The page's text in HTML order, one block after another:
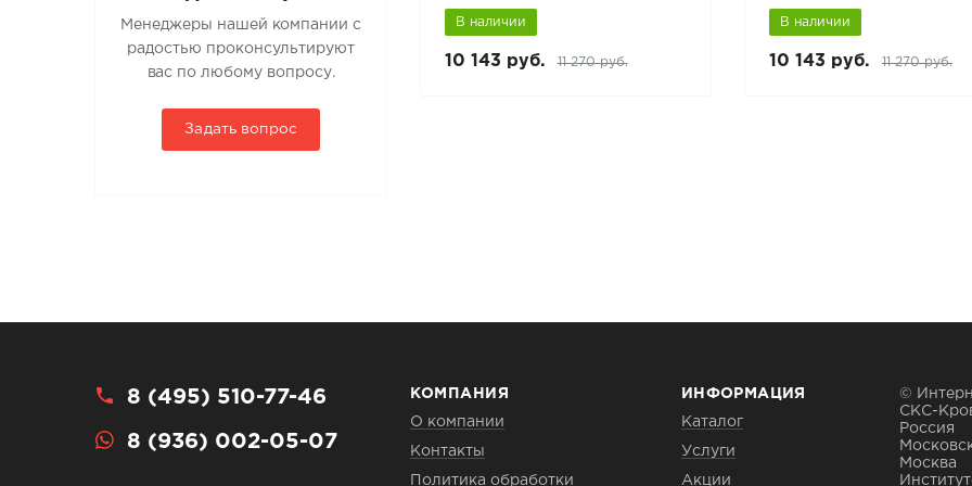
Менеджеры нашей компании с
радостью проконсультируют
вас по любому вопросу.
Задать вопрос
В наличии В наличии
10 143 руб. 11 270 руб.
В наличии
10 143 руб. 11 270 руб.
8 (495) 510-77-46
8 (936) 002-05-07
КОМПАНИЯ
О компании
Контакты
Политика обработки
ИНФОРМАЦИЯ
Каталог
Услуги
Акции
©
СКС-
Россия
Москва